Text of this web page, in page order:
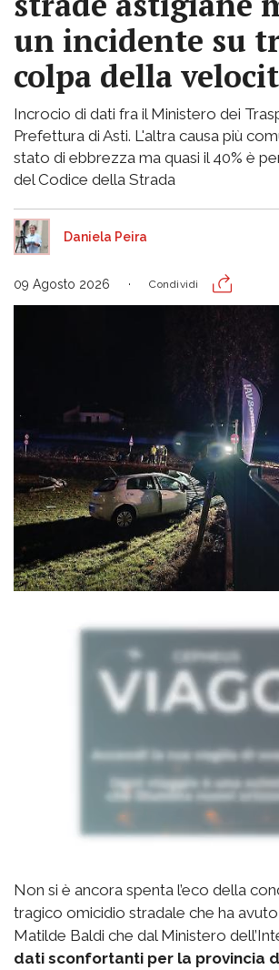
un incidente su
colpa della
Incrocio di dati fra il Ministero dei
Prefettura di Asti. L'altra causa più
stato di ebbrezza ma quasi il 40% è
del Codice della Strada
Daniela Peira
09 Agosto 2026 Condividi
Non si è ancora spenta l’eco della
tragico omicidio stradale che ha
Matilde Baldi che dal Ministero
dati sconfortanti per la provincia